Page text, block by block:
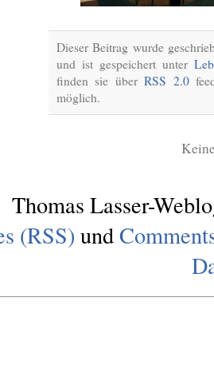
Dieser Beitrag wurde
und ist gespeichert unter
finden sie überRSS 2.0
möglich.
Thomas Lasser-
(RSS) und